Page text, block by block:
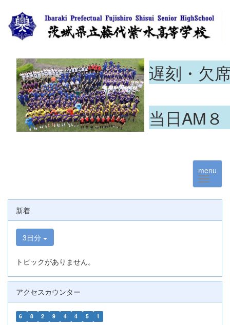
遅刻・欠
当日AM
menu
新着
3日分
トピックがありません。
アクセスカウンター
6 8 2 9 4 4 5 1